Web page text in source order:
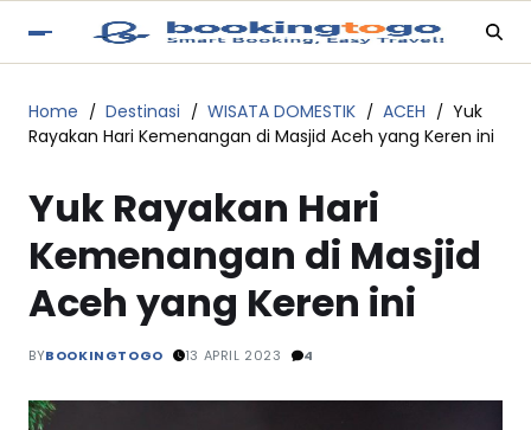
Home Destinasi WISATA DOMESTIK ACEH
Yuk
Rayakan Hari Kemenangan di Masjid Aceh yang Keren ini
Yuk Rayakan Hari
Kemenangan di Masjid
Aceh yang Keren ini
BYBOOKINGTOGO 13 APRIL 2023 4